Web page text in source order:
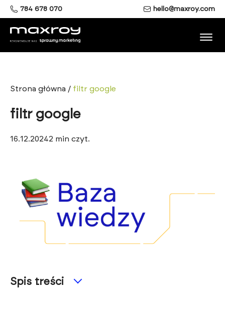
784 678 070 hello@maxroy.com
Strona główna / filtr google
filtr google
16.12.20242 min czyt.
Spis treści